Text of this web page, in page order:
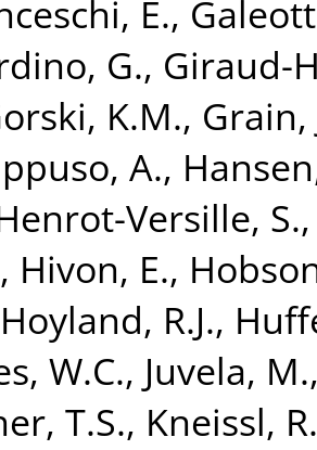
E.,
G., Giraud-
K.M., Grain,
A.,
Versille, S.
, Hivon, E.,
Hoyland, R.J.,
W.C., Juvela, M.
T.S., Kneissl, R.